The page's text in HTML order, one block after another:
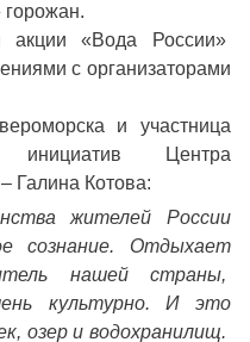
горожан.
акции «Вода России»
с организаторами
и участница
инициатив Центра
Галина Котова:
жителей России
сознание. Отдыхает
нашей страны,
культурно. И это
озер и водохранилищ.